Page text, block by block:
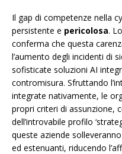
Il gap di competenze nella
persistente e pericolosa.
conferma che questa
l’aumento degli incidenti di
sofisticate soluzioni AI
contromisura. Sfruttando
integrate nativamente, le
propri criteri di assunzione,
dell’introvabile profilo
queste aziende
ed estenuanti, riducendo